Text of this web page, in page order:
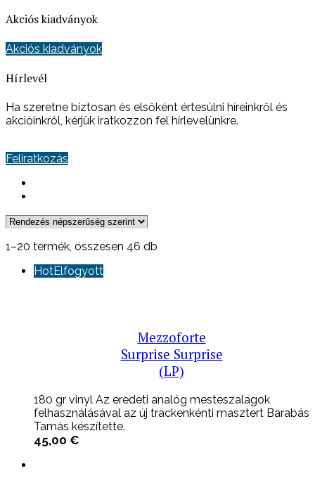
Akciós kiadványok
Akciós kiadványok
Hírlevél
Ha szeretne biztosan és elsőként értesülni híreinkről és
akcióinkról, kérjük iratkozzon fel hírlevelünkre.
Feliratkozás
1–20 termék, összesen 46 db
HotElfogyott
Mezzoforte
Surprise Surprise
(LP)
180 gr vinyl Az eredeti analóg mesteszalagok
felhasználásával az új trackenkénti masztert Barabás
Tamás készítette.
45,00 €